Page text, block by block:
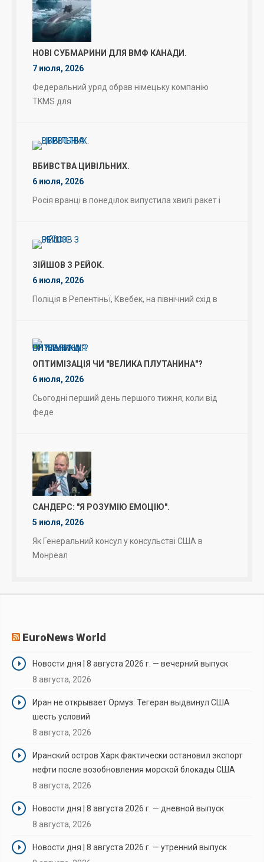
НОВІ СУБМАРИНИ ДЛЯ ВМФ КАНАДИ.
7 июля, 2026
Федеральний уряд обрав німецьку компанію
TKMS для
ВБИВСТВА ЦИВІЛЬНИХ.
6 июля, 2026
Росія вранці в понеділок випустила хвилі ракет і
ЗІЙШОВ З РЕЙОК.
6 июля, 2026
Поліція в Репентіньї, Квебек, на північний схід в
ОПТИМІЗАЦІЯ ЧИ "ВЕЛИКА ПЛУТАНИНА"?
6 июля, 2026
Сьогодні перший день першого тижня, коли від
феде
САНДЕРС: "Я РОЗУМІЮ ЕМОЦІЮ".
5 июля, 2026
Як Генеральний консул у консульстві США в
Монреал
EuroNews World
Новости дня | 8 августа 2026 г. — вечерний выпуск
8 августа, 2026
Иран не открывает Ормуз: Тегеран выдвинул США
шесть условий
8 августа, 2026
Иранский остров Харк фактически остановил экспорт
нефти после возобновления морской блокады США
8 августа, 2026
Новости дня | 8 августа 2026 г. — дневной выпуск
8 августа, 2026
Новости дня | 8 августа 2026 г. — утренний выпуск